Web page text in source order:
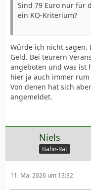
Sind 79 Euro nur für
ein KO-Kriterium?
Würde ich nicht sagen.
Geld. Bei teurern
angeboten und was ist
hier ja auch immer
Von denen hat sich
angemeldet.
Niels
Bahn-Rat
11. Mai 2026 um 13:32